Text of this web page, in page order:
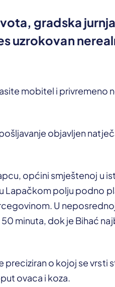
gradska
uzrokovan
mobitel i privremeno
objavljen
općini smještenoj u
Lapačkom polju podno
U
minuta, dok je Bihać
preciziran o kojoj se vrsti
ovaca i koza.